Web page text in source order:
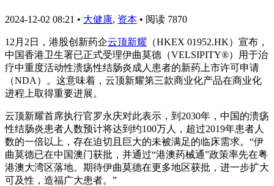
2024-12-02 08:21 • 大健康, 资本 • 阅读 7870
12月2日，港股创新药企云顶新耀 （HKEX 01952.HK）宣布，
中国香港卫生署已正式受理伊曲莫德（VELSIPITY®）用于治
疗中重度活动性溃疡性结肠炎成人患者的新药上市许可申请
（NDA）。这意味着，云顶新耀第三款商业化产品在商业化
进程上取得重要进展。
云顶新耀首席执行官罗永庆对此表示，到2030年，中国的溃疡
性结肠炎患者人数预计将达到约100万人，超过2019年患者人
数的一倍以上，存在迫切且巨大的未被满足的临床需求。“伊
曲莫德已在中国澳门获批，并通过“港澳药械通”政策率先在粤
港澳大湾区落地。期待伊曲莫德在更多地区获批，进一步扩大
可及性，造福广大患者。”